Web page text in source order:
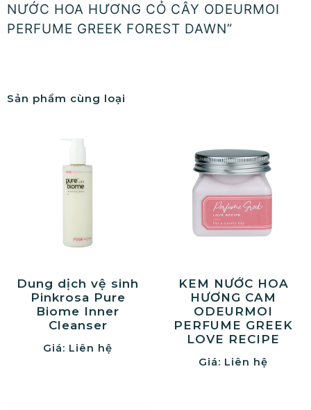
NƯỚC HOA HƯƠNG CỎ CÂY ODEURMOI
PERFUME GREEK FOREST DAWN”
Sản phẩm cùng loại
Dung dịch vệ sinh
Pinkrosa Pure
Biome Inner
Cleanser
Giá: Liên hệ
KEM NƯỚC HOA
HƯƠNG CAM
ODEURMOI
PERFUME GREEK
LOVE RECIPE
Giá: Liên hệ